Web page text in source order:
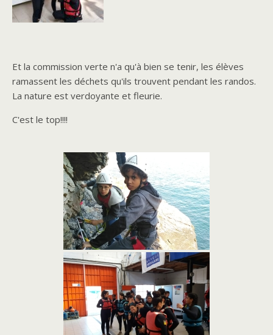
Et la commission verte n'a qu'à bien se tenir, les élèves
ramassent les déchets qu'ils trouvent pendant les randos.
La nature est verdoyante et fleurie.
C'est le top!!!!